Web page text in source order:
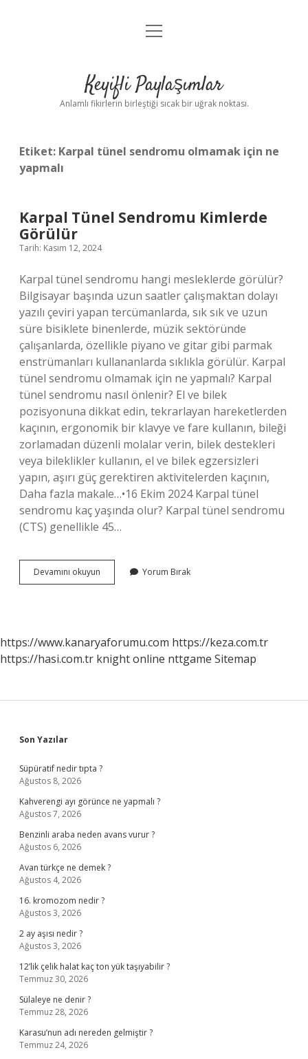
Anasayfa
Yasal Uyarı
menüyü
Keyifli Paylaşımlar
Anlamlı fikirlerin birleştiği sıcak bir uğrak noktası.
Etiket: Karpal tünel sendromu olmamak için ne
yapmalı
Karpal Tünel Sendromu Kimlerde
Görülür
Tarih: Kasım 12, 2024
Karpal tünel sendromu hangi mesleklerde görülür?
Bilgisayar başında uzun saatler çalışmaktan dolayı
yazılı çeviri yapan tercümanlarda, sık sık ve uzun
süre bisiklete binenlerde, müzik sektöründe
çalışanlarda, özellikle piyano ve gitar gibi parmak
enstrümanları kullananlarda sıklıkla görülür. Karpal
tünel sendromu olmamak için ne yapmalı? Karpal
tünel sendromu nasıl önlenir? El ve bilek
pozisyonuna dikkat edin, tekrarlayan hareketlerden
kaçının, ergonomik bir klavye ve fare kullanın, bileği
zorlamadan düzenli molalar verin, bilek destekleri
veya bileklikler kullanın, el ve bilek egzersizleri
yapın, aşırı güç gerektiren aktivitelerden kaçının,
Daha fazla makale…•16 Ekim 2024 Karpal tünel
sendromu kaç yaşında olur? Karpal tünel sendromu
(CTS) genellikle 45…
Devamını okuyun
Tünel
Yorum Bırak
https://www.kanaryaforumu.com https://keza.com.tr
https://hasi.com.tr knight online nttgame Sitemap
Sidebar
Son Yazılar
Süpüratif nedir tıpta ?
Ağustos 8, 2026
Kahverengi ayı görünce ne yapmalı ?
Ağustos 7, 2026
Benzinli araba neden avans vurur ?
Ağustos 6, 2026
Avan türkçe ne demek ?
Ağustos 4, 2026
16. kromozom nedir ?
Ağustos 3, 2026
2 ay aşısı nedir ?
Ağustos 3, 2026
12’lik çelik halat kaç ton yük taşıyabilir ?
Temmuz 30, 2026
Sülaleye ne denir ?
Temmuz 28, 2026
Karasu’nun adı nereden gelmiştir ?
Temmuz 24, 2026